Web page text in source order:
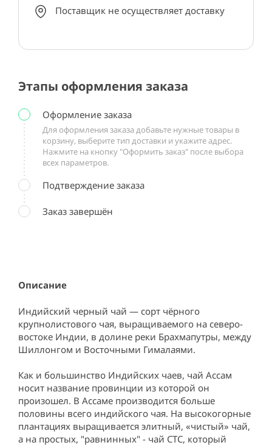
Описание
Индийский черный чай — сорт чёрного
крупнолистового чая, выращиваемого на северо-
востоке Индии, в долине реки Брахмапутры, между
Шиллонгом и Восточными Гималаями.
Как и большинство Индийских чаев, чай Ассам
носит название провинции из которой он
произошел. В Ассаме производится больше
половины всего индийского чая. На высокогорные
плантациях выращивается элитный, «чистый» чай,
а на простых, "равнинных" - чай CTC, который
Поставщик не осуществляет доставку
Этапы оформления заказа
Оформление заказа
Для оформления заказа добавьте нужные товары в
корзину, выберите тип доставки и укажите адрес.
Нажмите на кнопку "Оформить заказ" после выбора
всех параметров.
Подтверждение заказа
Заказ завершён